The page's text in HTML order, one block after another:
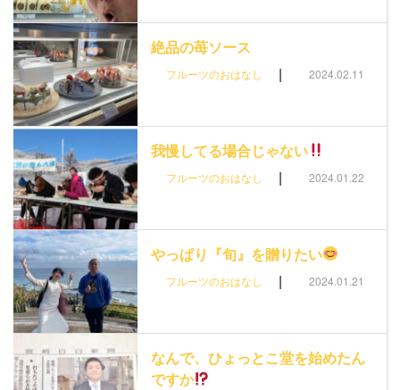
絶品の苺ソース
フルーツのおはなし | 2024.02.11
我慢してる場合じゃない
フルーツのおはなし | 2024.01.22
やっぱり『旬』を贈りたい
フルーツのおはなし | 2024.01.21
なんで、ひょっとこ堂を始めたん
ですか